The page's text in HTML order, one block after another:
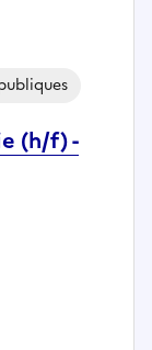
(h/f) -